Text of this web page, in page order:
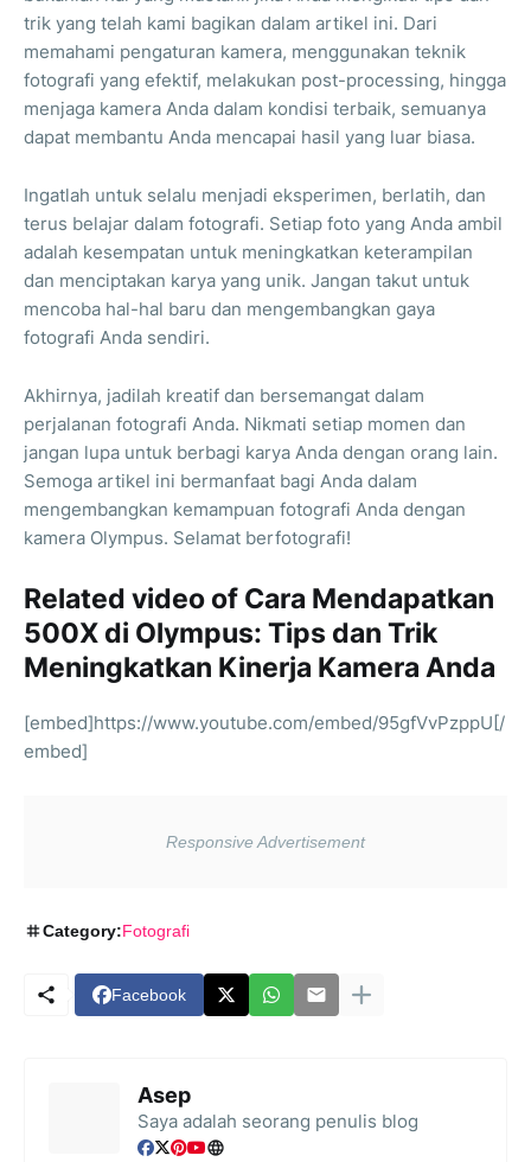
trik yang telah kami bagikan dalam artikel ini. Dari
memahami pengaturan kamera, menggunakan teknik
fotografi yang efektif, melakukan post-processing, hingga
menjaga kamera Anda dalam kondisi terbaik, semuanya
dapat membantu Anda mencapai hasil yang luar biasa.
Ingatlah untuk selalu menjadi eksperimen, berlatih, dan
terus belajar dalam fotografi. Setiap foto yang Anda ambil
adalah kesempatan untuk meningkatkan keterampilan
dan menciptakan karya yang unik. Jangan takut untuk
mencoba hal-hal baru dan mengembangkan gaya
fotografi Anda sendiri.
Akhirnya, jadilah kreatif dan bersemangat dalam
perjalanan fotografi Anda. Nikmati setiap momen dan
jangan lupa untuk berbagi karya Anda dengan orang lain.
Semoga artikel ini bermanfaat bagi Anda dalam
mengembangkan kemampuan fotografi Anda dengan
kamera Olympus. Selamat berfotografi!
Related video of Cara Mendapatkan
500X di Olympus: Tips dan Trik
Meningkatkan Kinerja Kamera Anda
[embed]https://www.youtube.com/embed/95gfVvPzppU[/
embed]
Category:Fotografi
Facebook
Asep
Saya adalah seorang penulis blog